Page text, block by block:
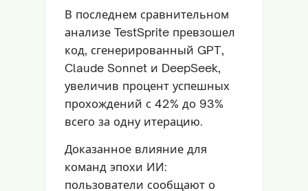
В последнем сравнительном
анализе TestSprite превзошел
код, сгенерированный GPT,
Claude Sonnet и DeepSeek,
увеличив процент успешных
прохождений с 42% до 93%
всего за одну итерацию.
Доказанное влияние для
команд эпохи ИИ:
пользователи сообщают о